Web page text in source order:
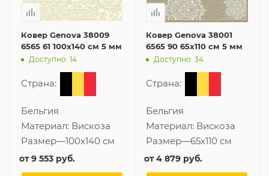
Ковер Genova 38009
6565 61 100x140 см 5 мм
Доступно: 14
Страна:
Бельгия
Материал: Вискоза
Размер—100x140 см
от9 553 руб.
Ковер Genova 38001
6565 90 65x110 см 5 мм
Доступно: 34
Страна:
Бельгия
Материал: Вискоза
Размер—65x110 см
от4 879 руб.